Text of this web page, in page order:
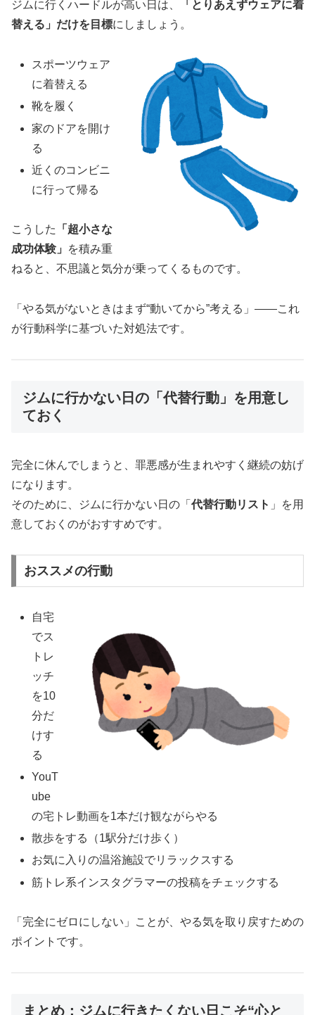
ジムに行くハードルが高い日は、
「とりあえずウェアに着
替える」だけを目標にしましょう。
スポーツウェア
に着替える
靴を履く
家のドアを開け
る
近くのコンビニ
に行って帰る
こうした
「超小さな
成功体験」
を積み重
ねると、不思議と気分が乗ってくるものです。
「やる気がないときはまず“動いてから”考える」——これ
が行動科学に基づいた対処法です。
ジムに行かない日の「代替行動」を用意し
ておく
完全に休んでしまうと、罪悪感が生まれやすく継続の妨げ
になります。
そのために、ジムに行かない日の「 代替行動リスト 」を用
意しておくのがおすすめです。
おススメの行動
自宅
でス
トレ
ッチ
を10
分だ
けす
る
YouT
ube
の宅トレ動画を1本だけ観ながらやる
散歩をする（1駅分だけ歩く）
お気に入りの温浴施設でリラックスする
筋トレ系インスタグラマーの投稿をチェックする
「完全にゼロにしない」ことが、やる気を取り戻すための
ポイントです。
まとめ：ジムに行きたくない日こそ“心と